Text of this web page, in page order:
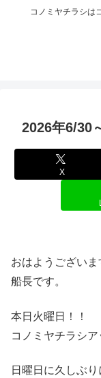
コノミヤチラシは
2026年6/30
X
おはようございま
船長です。
本日火曜日！！
コノミヤチラシア
日曜日に久しぶ